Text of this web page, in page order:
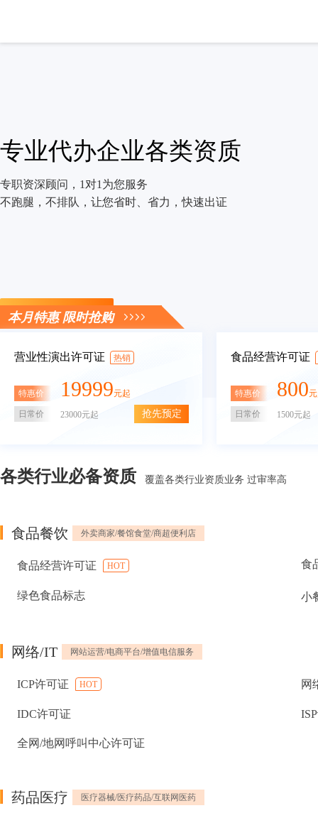
专业代办企业各类资质
专职资深顾问，1对1为您服务
不跑腿，不排队，让您省时、省力，快速出证
立即咨询
本月特惠 限时抢购
营业性演出许可证 热销
特惠价 19999元起
日常价 23000元起 抢先预定
食品经营许可证
特惠价 800
日常价 1500元起
各类行业必备资质 覆盖各类行业资质业务 过审率高
食品餐饮 外卖商家/餐馆食堂/商超便利店
食品经营许可证 HOT 食
绿色食品标志 小
网络/IT 网站运营/电商平台/增值电信服务
ICP许可证 HOT 网
IDC许可证
全网/地网呼叫中心许可证
药品医疗 医疗器械/医疗药品/互联网医药